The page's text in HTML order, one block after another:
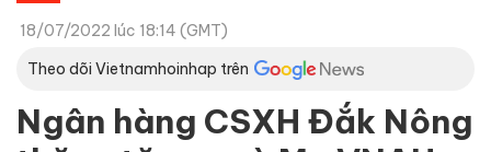
18/07/2022 lúc 18:14 (GMT)
Theo dõi Vietnamhoinhap trên
Ngân hàng CSXH Đắk Nông